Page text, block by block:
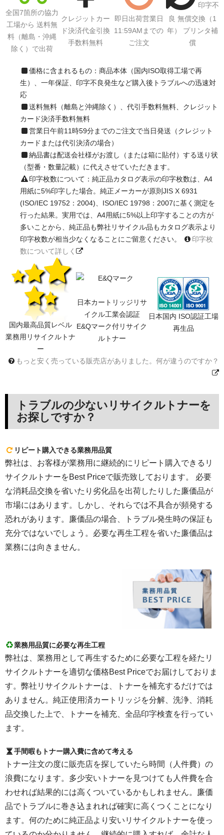
全国7箇所の協力
工場から 送料無
料（離島・沖縄
除く）で出荷
クレジットカー
ド決済代金引換
手数料無料
即日出荷営業日
11:59AMまでの
ご注文
印字不
良 無償交換（1
年） プリンタ補
償
価格に含まれるもの：商品本体（国内ISO取得工場で再
生）、一年保証、印字不良発生など購入後トラブルへの迅速対
応
送料無料（離島と沖縄除く）、代引手数料無料、クレジット
カード決済手数料無料
営業日午前11時59分までのご注文で当日発送（クレジット
カードまたは代引決済の場合）
納品書は配送会社様がお渡し（または箱に貼付）する送り状
（型番・数量記載）に代えさせていただきます。
印字枚数について：純正品カタログ表示の印字枚数は、A4
用紙に5%印字した場合。純正メーカーが原則JIS X 6931
(ISO/IEC 19752：2004)、ISO/IEC 19798：2007に基く測定を
行った結果。実用では、A4用紙に5%以上印字することの方が
多いことから、純正品も弊社リサイクル品もカタログ表示より
印字枚数が相当少なくなることにご留意ください。
印字枚
数について詳しく
国内最高品質レベル
業務用リサイクルトナ
ー
日本カートリッジリサ
イクル工業会認証
E&Qマーク付リサイク
ルトナー
日本国内 ISO認証工場
再生品
もっと安く売っている販売店がありました。何が違うのですか？
トラブルの少ないリサイクルトナーを
お探しですか？
リピート購入できる業務用品質
弊社は、お客様が業務用に継続的にリピート購入できるリ
サイクルトナーをBest Priceで販売致しております。 必要
な消耗品交換を省いたり劣化品を出荷したりした廉価品が
市場にはあります。しかし、それらでは不具合が頻発する
恐れがあります。廉価品の場合、トラブル発生時の保証も
充分ではないでしょう。必要な再生工程を省いた廉価品は
業務には向きません。
業務用品質に必要な再生工程
弊社は、業務用として再生するために必要な工程を経たリ
サイクルトナーを適切な価格Best Priceでお届けしておりま
す。弊社リサイクルトナーは、トナーを補充するだけでは
ありません。純正使用済カートリッジを分解、洗浄、消耗
品交換した上で、トナーを補充、全品印字検査を行ってい
ます。
手間暇もトナー購入費に含めて考える
トナー注文の度に販売店を探していたら時間（人件費）の
浪費になります。多少安いトナーを見つけても人件費を合
わせれば結果的には高くついているかもしれません。廉価
品でトラブルに巻き込まれれば確実に高くつくことになり
ます。何のために純正品より安いリサイクルトナーを使っ